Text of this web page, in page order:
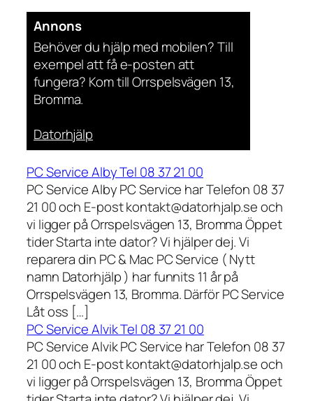
Annons
Behöver du hjälp med mobilen? Till
exempel att få e-posten att
fungera? Kom till Orrspelsvägen 13,
Bromma.
Datorhjälp
PC Service Alby Tel 08 37 21 00
PC Service Alby PC Service har Telefon 08 37
21 00 och E-post kontakt@datorhjalp.se och
vi ligger på Orrspelsvägen 13, Bromma Öppet
tider Starta inte dator? Vi hjälper dej. Vi
reparera din PC & Mac PC Service ( Nytt
namn Datorhjälp ) har funnits 11 år på
Orrspelsvägen 13, Bromma. Därför PC Service
Låt oss […]
PC Service Alvik Tel 08 37 21 00
PC Service Alvik PC Service har Telefon 08 37
21 00 och E-post kontakt@datorhjalp.se och
vi ligger på Orrspelsvägen 13, Bromma Öppet